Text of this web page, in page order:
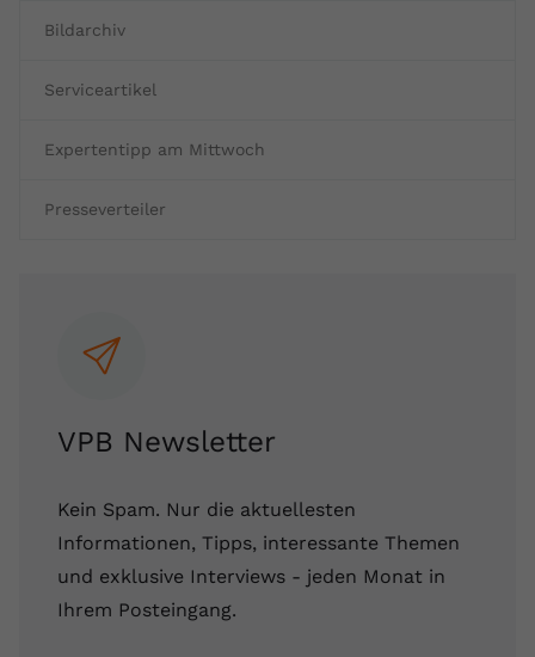
Bildarchiv
Serviceartikel
Expertentipp am Mittwoch
Presseverteiler
VPB Newsletter
Kein Spam. Nur die aktuellesten
Informationen, Tipps, interessante Themen
und exklusive Interviews - jeden Monat in
Ihrem Posteingang.